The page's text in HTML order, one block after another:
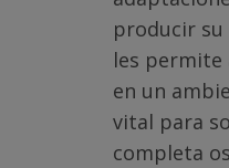
producir su
les permite
en un
vital para
completa